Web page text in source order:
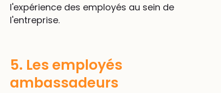
l'expérience des employés au sein de
l'entreprise.
5. Les employés
ambassadeurs